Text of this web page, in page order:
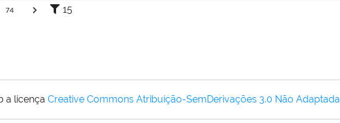
74 15
a licença Creative Commons Atribuição-SemDerivações 3.0 Não Adaptada